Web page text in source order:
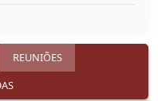
REUNIÕES